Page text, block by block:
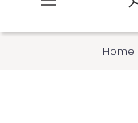
Home